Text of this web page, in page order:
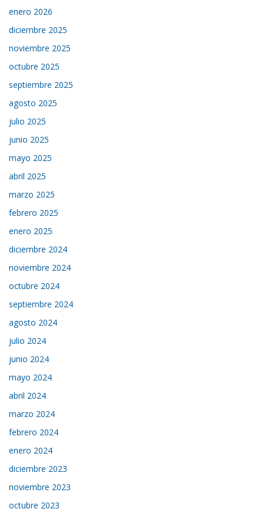
enero 2026
diciembre 2025
noviembre 2025
octubre 2025
septiembre 2025
agosto 2025
julio 2025
junio 2025
mayo 2025
abril 2025
marzo 2025
febrero 2025
enero 2025
diciembre 2024
noviembre 2024
octubre 2024
septiembre 2024
agosto 2024
julio 2024
junio 2024
mayo 2024
abril 2024
marzo 2024
febrero 2024
enero 2024
diciembre 2023
noviembre 2023
octubre 2023